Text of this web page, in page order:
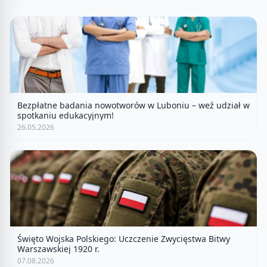
Bezpłatne badania nowotworów w Luboniu – weź udział w
spotkaniu edukacyjnym!
26.05.2026
Święto Wojska Polskiego: Uczczenie Zwycięstwa Bitwy
Warszawskiej 1920 r.
07.08.2026